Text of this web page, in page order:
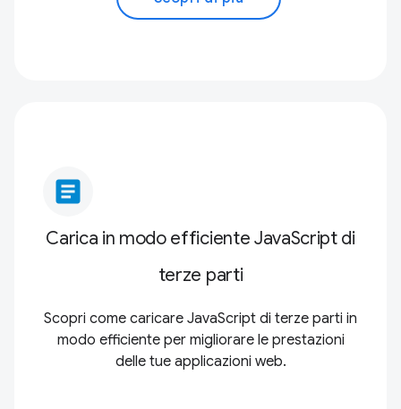
article
Carica in modo efficiente JavaScript di
terze parti
Scopri come caricare JavaScript di terze parti in
modo efficiente per migliorare le prestazioni
delle tue applicazioni web.